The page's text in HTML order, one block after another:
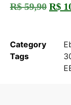
R$59,90 R$
Category
Tags